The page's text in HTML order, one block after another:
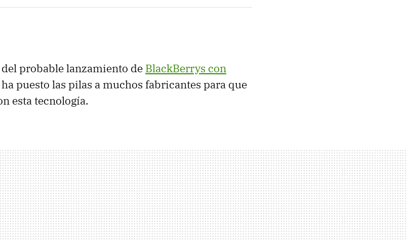
probable lanzamiento de BlackBerrys con
puesto las pilas a muchos fabricantes para que
esta tecnología.